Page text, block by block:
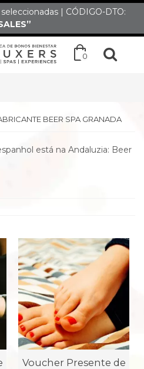
| CÓDIGO-DTO:
0
BEER SPA GRANADA
está na Andaluzia: Beer
Voucher Presente de